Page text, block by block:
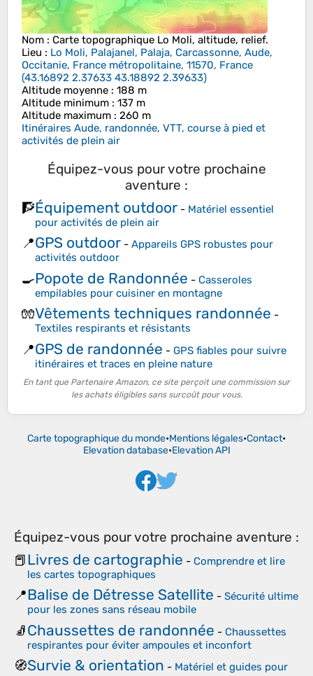
Nom : Carte topographique Lo Moli, altitude, relief.
Lieu : Lo Moli, Palajanel, Palaja, Carcassonne, Aude,
Occitanie, France métropolitaine, 11570, France
(43.16892 2.37633 43.18892 2.39633)
Altitude moyenne : 188 m
Altitude minimum : 137 m
Altitude maximum : 260 m
Itinéraires Aude, randonnée, VTT, course à pied et
activités de plein air
Équipez-vous pour votre prochaine
aventure :
🧗Équipement outdoor - Matériel essentiel
pour activités de plein air
📍GPS outdoor - Appareils GPS robustes pour
activités outdoor
🍳Popote de Randonnée - Casseroles
empilables pour cuisiner en montagne
🧤Vêtements techniques randonnée -
Textiles respirants et résistants
📍GPS de randonnée - GPS fiables pour suivre
itinéraires et traces en pleine nature
En tant que Partenaire Amazon, ce site perçoit une commission sur
les achats éligibles sans surcoût pour vous.
Carte topographique du monde•Mentions légales•Contact•
Elevation database•Elevation API
Équipez-vous pour votre prochaine aventure :
📕Livres de cartographie - Comprendre et lire
les cartes topographiques
📍Balise de Détresse Satellite - Sécurité ultime
pour les zones sans réseau mobile
🧦Chaussettes de randonnée - Chaussettes
respirantes pour éviter ampoules et inconfort
🧭Survie & orientation - Matériel et guides pour